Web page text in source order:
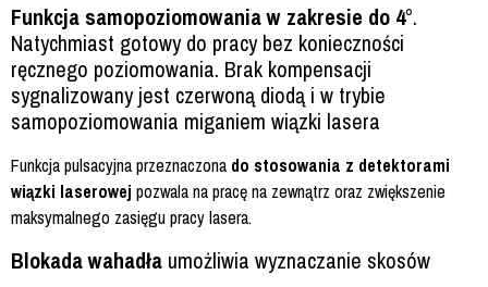
Funkcja samopoziomowania w zakresie do 4°.
Natychmiast gotowy do pracy bez konieczności
ręcznego poziomowania. Brak kompensacji
sygnalizowany jest czerwoną diodą i w trybie
samopoziomowania miganiem wiązki lasera
Funkcja pulsacyjna przeznaczona do stosowania z detektorami
wiązki laserowej pozwala na pracę na zewnątrz oraz zwiększenie
maksymalnego zasięgu pracy lasera.
Blokada wahadła umożliwia wyznaczanie skosów